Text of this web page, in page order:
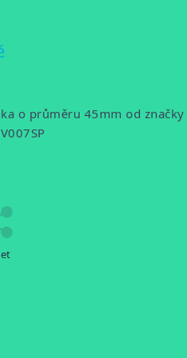
o průměru 45mm od značky